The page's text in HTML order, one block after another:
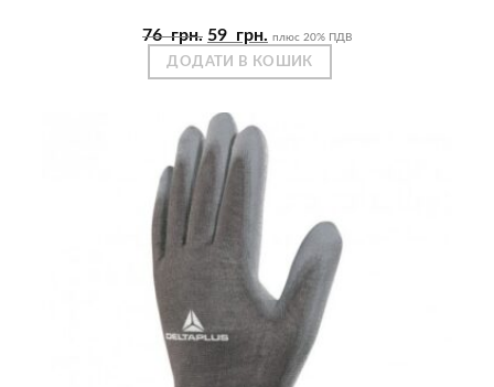
76грн. Оригінальна
ціна:
76
59 грн. Поточна
ціна:
59
плюс 20% ПДВ
ДОДАТИ В КОШИК